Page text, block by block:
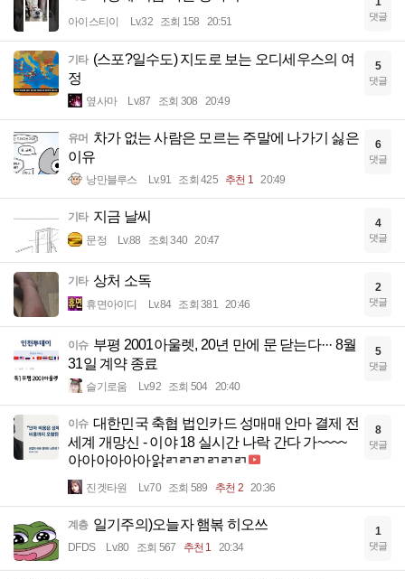
아이스티이 Lv.32 조회 158 20:51 댓글
기타 (스포?일수도) 지도로 보는 오디세우스의 여
정
옆사마 Lv.87 조회 308 20:49
5
댓글
유머 차가 없는 사람은 모르는 주말에 나가기 싫은
이유
낭만블루스 Lv.91 조회 425 추천 1 20:49
6
댓글
기타 지금 날씨
문정 Lv.88 조회 340 20:47
4
댓글
기타 상처 소독
휴면아이디 Lv.84 조회 381 20:46
2
댓글
이슈 부평 2001아울렛, 20년 만에 문 닫는다··· 8월
31일 계약 종료
슬기로움 Lv.92 조회 504 20:40
5
댓글
이슈 대한민국 축협 법인카드 성매매 안마 결제 전
세계 개망신 - 이야 18 실시간 나락 간다 가~~~~
아아아아아아앍ㄺㄺㄺㄺㄺㄺ
진겟타원 Lv.70 조회 589 추천 2 20:36
8
댓글
계층 일기주의)오늘자 햄볶 히오쓰
DFDS Lv.80 조회 567 추천 1 20:34
1
댓글